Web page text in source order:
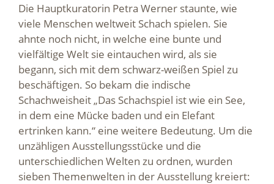
Die Hauptkuratorin Petra Werner staunte, wie
viele Menschen weltweit Schach spielen. Sie
ahnte noch nicht, in welche eine bunte und
vielfältige Welt sie eintauchen wird, als sie
begann, sich mit dem schwarz-weißen Spiel zu
beschäftigen. So bekam die indische
Schachweisheit „Das Schachspiel ist wie ein See,
in dem eine Mücke baden und ein Elefant
ertrinken kann.“ eine weitere Bedeutung. Um die
unzähligen Ausstellungsstücke und die
unterschiedlichen Welten zu ordnen, wurden
sieben Themenwelten in der Ausstellung kreiert: